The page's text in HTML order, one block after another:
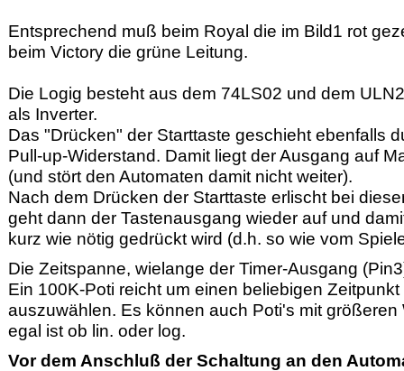
Entsprechend muß beim Royal die im Bild1 rot
beim Victory die grüne Leitung.
Die Logig besteht aus dem 74LS02 und dem
als Inverter.
Das "Drücken" der Starttaste geschieht ebenfalls
Pull-up-Widerstand. Damit liegt der Ausgang auf
(und stört den Automaten damit nicht weiter).
Nach dem Drücken der Starttaste erlischt bei
geht dann der Tastenausgang wieder auf und
kurz wie nötig gedrückt wird (d.h. so wie vom
Die Zeitspanne, wielange der Timer-Ausgang
Ein 100K-Poti reicht um einen beliebigen
auszuwählen. Es können auch Poti's mit
egal ist ob lin. oder log.
Vor dem Anschluß der Schaltung an den